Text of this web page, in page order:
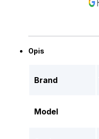
Opis
Brand
Model